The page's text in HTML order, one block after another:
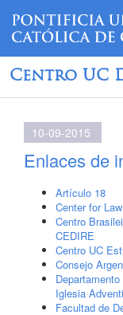
Centro UC
10-09-2015
Enlaces de
Artículo 18
Center for
Centro
CEDIRE
Centro UC
Consejo
Iglesia
Facultad de